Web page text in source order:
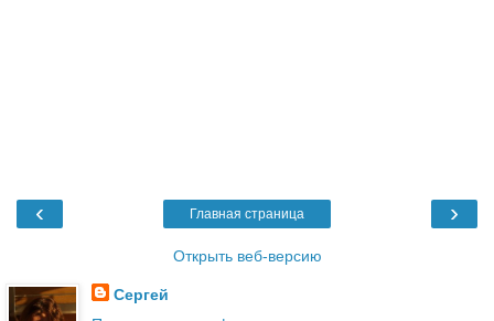
‹ ›
Главная страница
Открыть веб-версию
Сергей